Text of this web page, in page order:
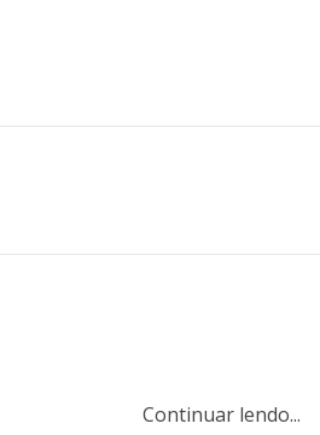
Continuar lendo...